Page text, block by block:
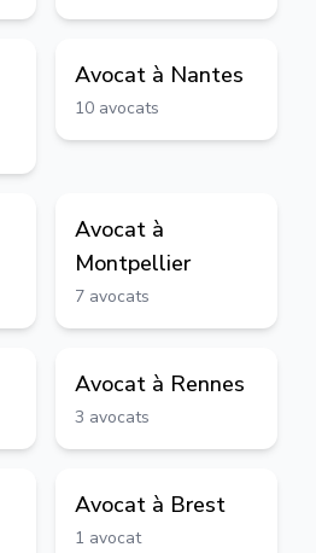
Avocat à Nantes
10 avocats
Avocat à
Montpellier
7 avocats
Avocat à Rennes
3 avocats
Avocat à Brest
1 avocat